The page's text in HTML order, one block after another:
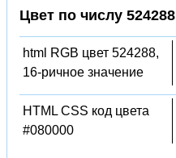
Цвет по числу
html RGB цвет 524288,
16-ричное значение
HTML CSS код цвета
#080000